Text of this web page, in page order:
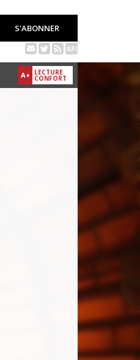
S'ABONNER
API
A+ LECTURE
CONFORT